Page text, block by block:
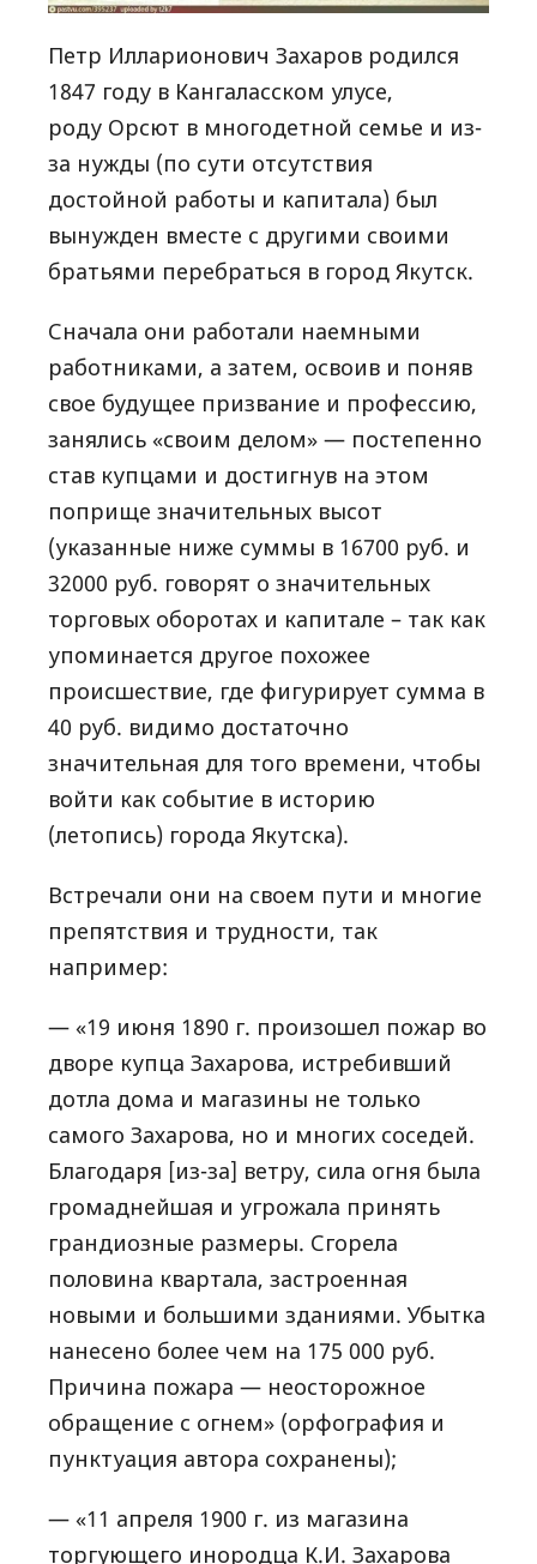
Петр Илларионович Захаров родился
1847 году в Кангаласском улусе,
роду Орсют в многодетной семье и из-
за нужды (по сути отсутствия
достойной работы и капитала) был
вынужден вместе с другими своими
братьями перебраться в город Якутск.
Сначала они работали наемными
работниками, а затем, освоив и поняв
свое будущее призвание и профессию,
занялись «своим делом» — постепенно
став купцами и достигнув на этом
поприще значительных высот
(указанные ниже суммы в 16700 руб. и
32000 руб. говорят о значительных
торговых оборотах и капитале – так как
упоминается другое похожее
происшествие, где фигурирует сумма в
40 руб. видимо достаточно
значительная для того времени, чтобы
войти как событие в историю
(летопись) города Якутска).
Встречали они на своем пути и многие
препятствия и трудности, так
например:
— «19 июня 1890 г. произошел пожар во
дворе купца Захарова, истребивший
дотла дома и магазины не только
самого Захарова, но и многих соседей.
Благодаря [из-за] ветру, сила огня была
громаднейшая и угрожала принять
грандиозные размеры. Сгорела
половина квартала, застроенная
новыми и большими зданиями. Убытка
нанесено более чем на 175 000 руб.
Причина пожара — неосторожное
обращение с огнем» (орфография и
пунктуация автора сохранены);
— «11 апреля 1900 г. из магазина
торгующего инородца К.И. Захарова